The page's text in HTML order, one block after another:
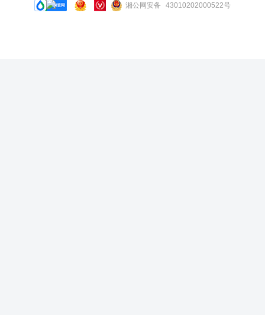
湘公网安备 43010202000522号